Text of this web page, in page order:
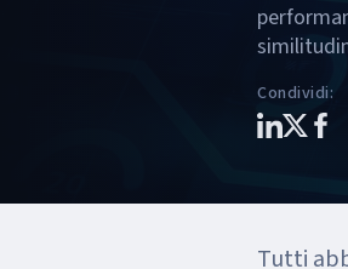
Condividi:
Tutti